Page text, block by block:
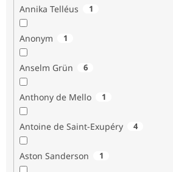
Annika Telléus 1
Anonym 1
Anselm Grün 6
Anthony de Mello 1
Antoine de Saint-Exupéry 4
Aston Sanderson 1